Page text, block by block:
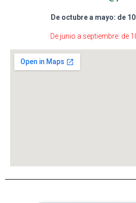
De octubre a mayo: de
De junio a septiembre: de